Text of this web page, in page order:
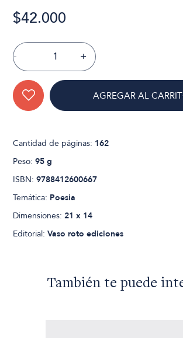
$42.000
- +
AGREGAR AL
Cantidad de páginas: 162
Peso:95 g
ISBN:9788412600667
Temática: Poesia
Dimensiones:21 x 14
Editorial:Vaso roto ediciones
También te puede